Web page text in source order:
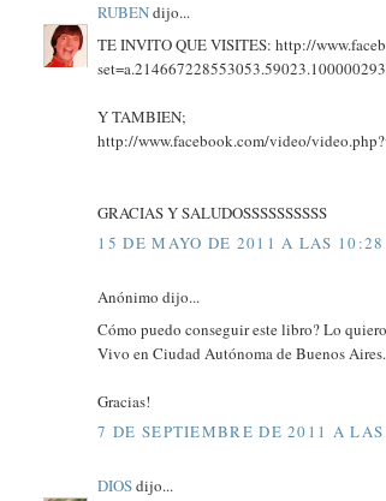
RUBENdijo...
TE INVITO QUE VISITES: http://
Y TAMBIEN;
http://www.facebook.com/video/
GRACIAS Y SALUDOSSSSSSSSSS
15 DE MAYO DE 2011 A LAS 10:28
Anónimo dijo...
Cómo puedo conseguir este libro? Lo
Vivo en Ciudad Autónoma de Buenos Aires.
Gracias!
7 DE SEPTIEMBRE DE 2011 A
DIOSdijo...